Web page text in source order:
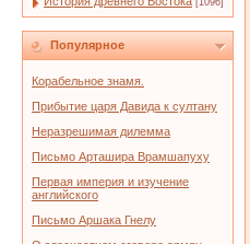
[1096]
Популярное
Корабельное знамя.
Прибытие царя Давида к султану
Неразрешимая дилемма
Письмо Арташира Врамшапуху
Первая империя и изучение
английского
Письмо Аршака Гнелу